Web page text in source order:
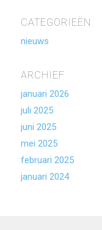
CATEGORIEËN
nieuws
ARCHIEF
januari 2026
juli 2025
juni 2025
mei 2025
februari 2025
januari 2024